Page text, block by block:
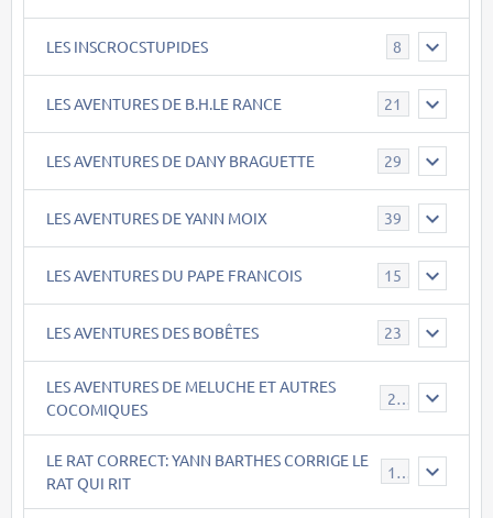
LES INSCROCSTUPIDES 8
LES AVENTURES DE B.H.LE RANCE 21
LES AVENTURES DE DANY BRAGUETTE 29
LES AVENTURES DE YANN MOIX 39
LES AVENTURES DU PAPE FRANCOIS 15
LES AVENTURES DES BOBÊTES 23
LES AVENTURES DE MELUCHE ET AUTRES
COCOMIQUES
22
LE RAT CORRECT: YANN BARTHES CORRIGE LE
RAT QUI RIT
15